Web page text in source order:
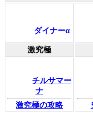
ダイナーα
激究極
チルサマー
ナ
激究極の攻略